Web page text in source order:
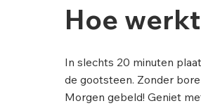
Hoe
In slechts 20 minuten
de gootsteen. Zonder
Morgen gebeld! Geniet